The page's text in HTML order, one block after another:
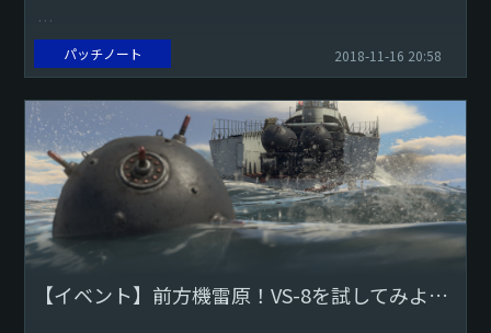
各兵器のコントロールメニュー内で、ゲームパッドの左ステ
ィック軸と右スティック軸の両方を互いに切り替えることが
できるボタンを追加しました。
このチェン...
パッチノート 2018-11-16 20:58
【イベント】前方機雷原！VS-8を試してみよう！